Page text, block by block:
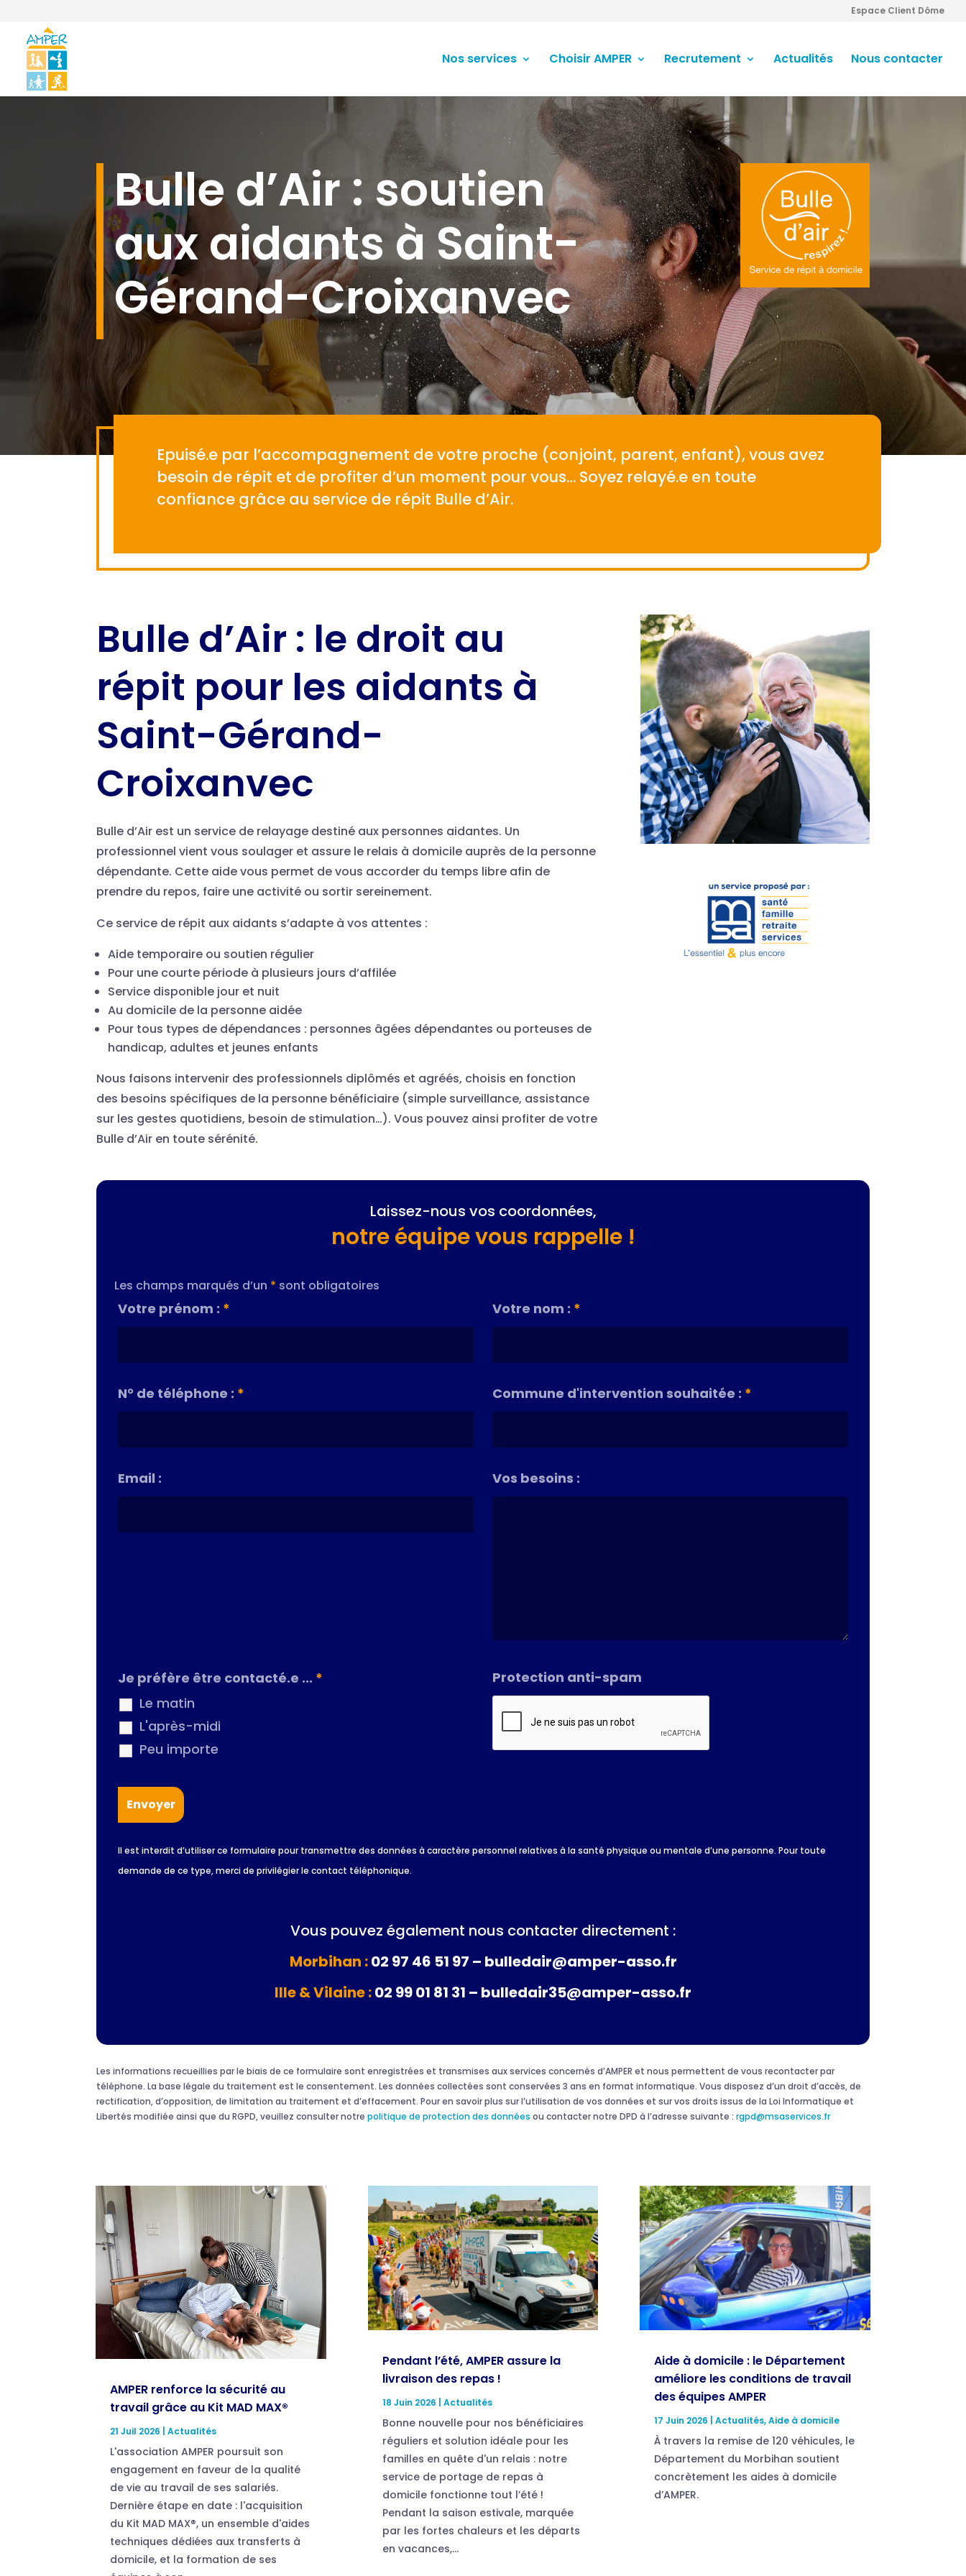
Espace Client Dôme
Nos services Choisir AMPER Recrutement Actualités Nous contacter
Bulle d’Air : soutien
aux aidants à Saint-
Gérand-Croixanvec
Epuisé.e par l’accompagnement de votre proche (conjoint, parent, enfant), vous avez
besoin de répit et de profiter d’un moment pour vous… Soyez relayé.e en toute
confiance grâce au service de répit Bulle d’Air.
Bulle d’Air : le droit au
répit pour les aidants à
Saint-Gérand-
Croixanvec
Bulle d’Air est un service de relayage destiné aux personnes aidantes. Un
professionnel vient vous soulager et assure le relais à domicile auprès de la personne
dépendante. Cette aide vous permet de vous accorder du temps libre afin de
prendre du repos, faire une activité ou sortir sereinement.
Ce service de répit aux aidants s’adapte à vos attentes :
Aide temporaire ou soutien régulier
Pour une courte période à plusieurs jours d’affilée
Service disponible jour et nuit
Au domicile de la personne aidée
Pour tous types de dépendances : personnes âgées dépendantes ou porteuses de
handicap, adultes et jeunes enfants
Nous faisons intervenir des professionnels diplômés et agréés, choisis en fonction
des besoins spécifiques de la personne bénéficiaire (simple surveillance, assistance
sur les gestes quotidiens, besoin de stimulation…). Vous pouvez ainsi profiter de votre
Bulle d’Air en toute sérénité.
Laissez-nous vos coordonnées,
notre équipe vous rappelle !
Les champs marqués d’un * sont obligatoires
Votre prénom : * Votre nom : *
N° de téléphone : * Commune d'intervention souhaitée : *
Email : Vos besoins :
Je préfère être contacté.e ... *
Le matin
L'après-midi
Peu importe
Protection anti-spam
Il est interdit d’utiliser ce formulaire pour transmettre des données à caractère personnel relatives à la santé physique ou mentale d’une personne. Pour toute
demande de ce type, merci de privilégier le contact téléphonique.
Vous pouvez également nous contacter directement :
Morbihan :02 97 46 51 97 – bulledair@amper-asso.fr
Ille & Vilaine :02 99 01 81 31 – bulledair35@amper-asso.fr
Les informations recueillies par le biais de ce formulaire sont enregistrées et transmises aux services concernés d’AMPER et nous permettent de vous recontacter par
téléphone. La base légale du traitement est le consentement. Les données collectées sont conservées 3 ans en format informatique. Vous disposez d’un droit d’accès, de
rectification, d’opposition, de limitation au traitement et d’effacement. Pour en savoir plus sur l’utilisation de vos données et sur vos droits issus de la Loi Informatique et
Libertés modifiée ainsi que du RGPD, veuillez consulter notrepolitique de protection des données ou contacter notre DPD à l’adresse suivante :rgpd@msaservices.fr
AMPER renforce la sécurité au
travail grâce au Kit MAD MAX®
21 Juil 2026 |Actualités
L'association AMPER poursuit son
engagement en faveur de la qualité
de vie au travail de ses salariés.
Dernière étape en date : l'acquisition
du Kit MAD MAX®, un ensemble d'aides
techniques dédiées aux transferts à
domicile, et la formation de ses
Pendant l’été, AMPER assure la
livraison des repas !
18 Juin 2026 Actualités
Bonne nouvelle pour nos bénéficiaires
réguliers et solution idéale pour les
familles en quête d'un relais : notre
service de portage de repas à
domicile fonctionne tout l’été !
Pendant la saison estivale, marquée
par les fortes chaleurs et les départs
en vacances,...
Aide à domicile : le Département
améliore les conditions de travail
des équipes AMPER
17 Juin 2026 Actualités,Aide à domicile
À travers la remise de 120 véhicules, le
Département du Morbihan soutient
concrètement les aides à domicile
d’AMPER.